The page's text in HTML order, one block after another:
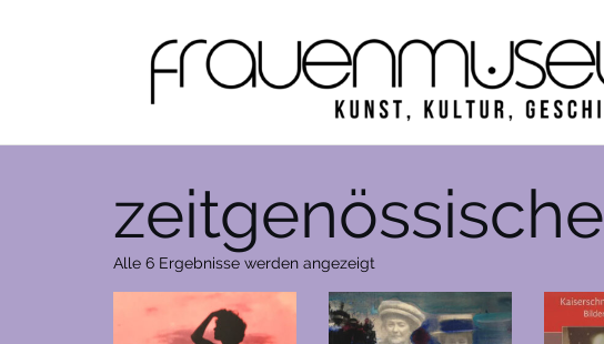
Alle 6 Ergebnisse werden angezeigt
Aktualität
sortiert